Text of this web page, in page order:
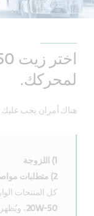
لمحركك.
هناك أمران يجب عليك
1) اللزوجة
2) متطلبات مواصفات التصنيع
كل المنتجات
20W-50 ،